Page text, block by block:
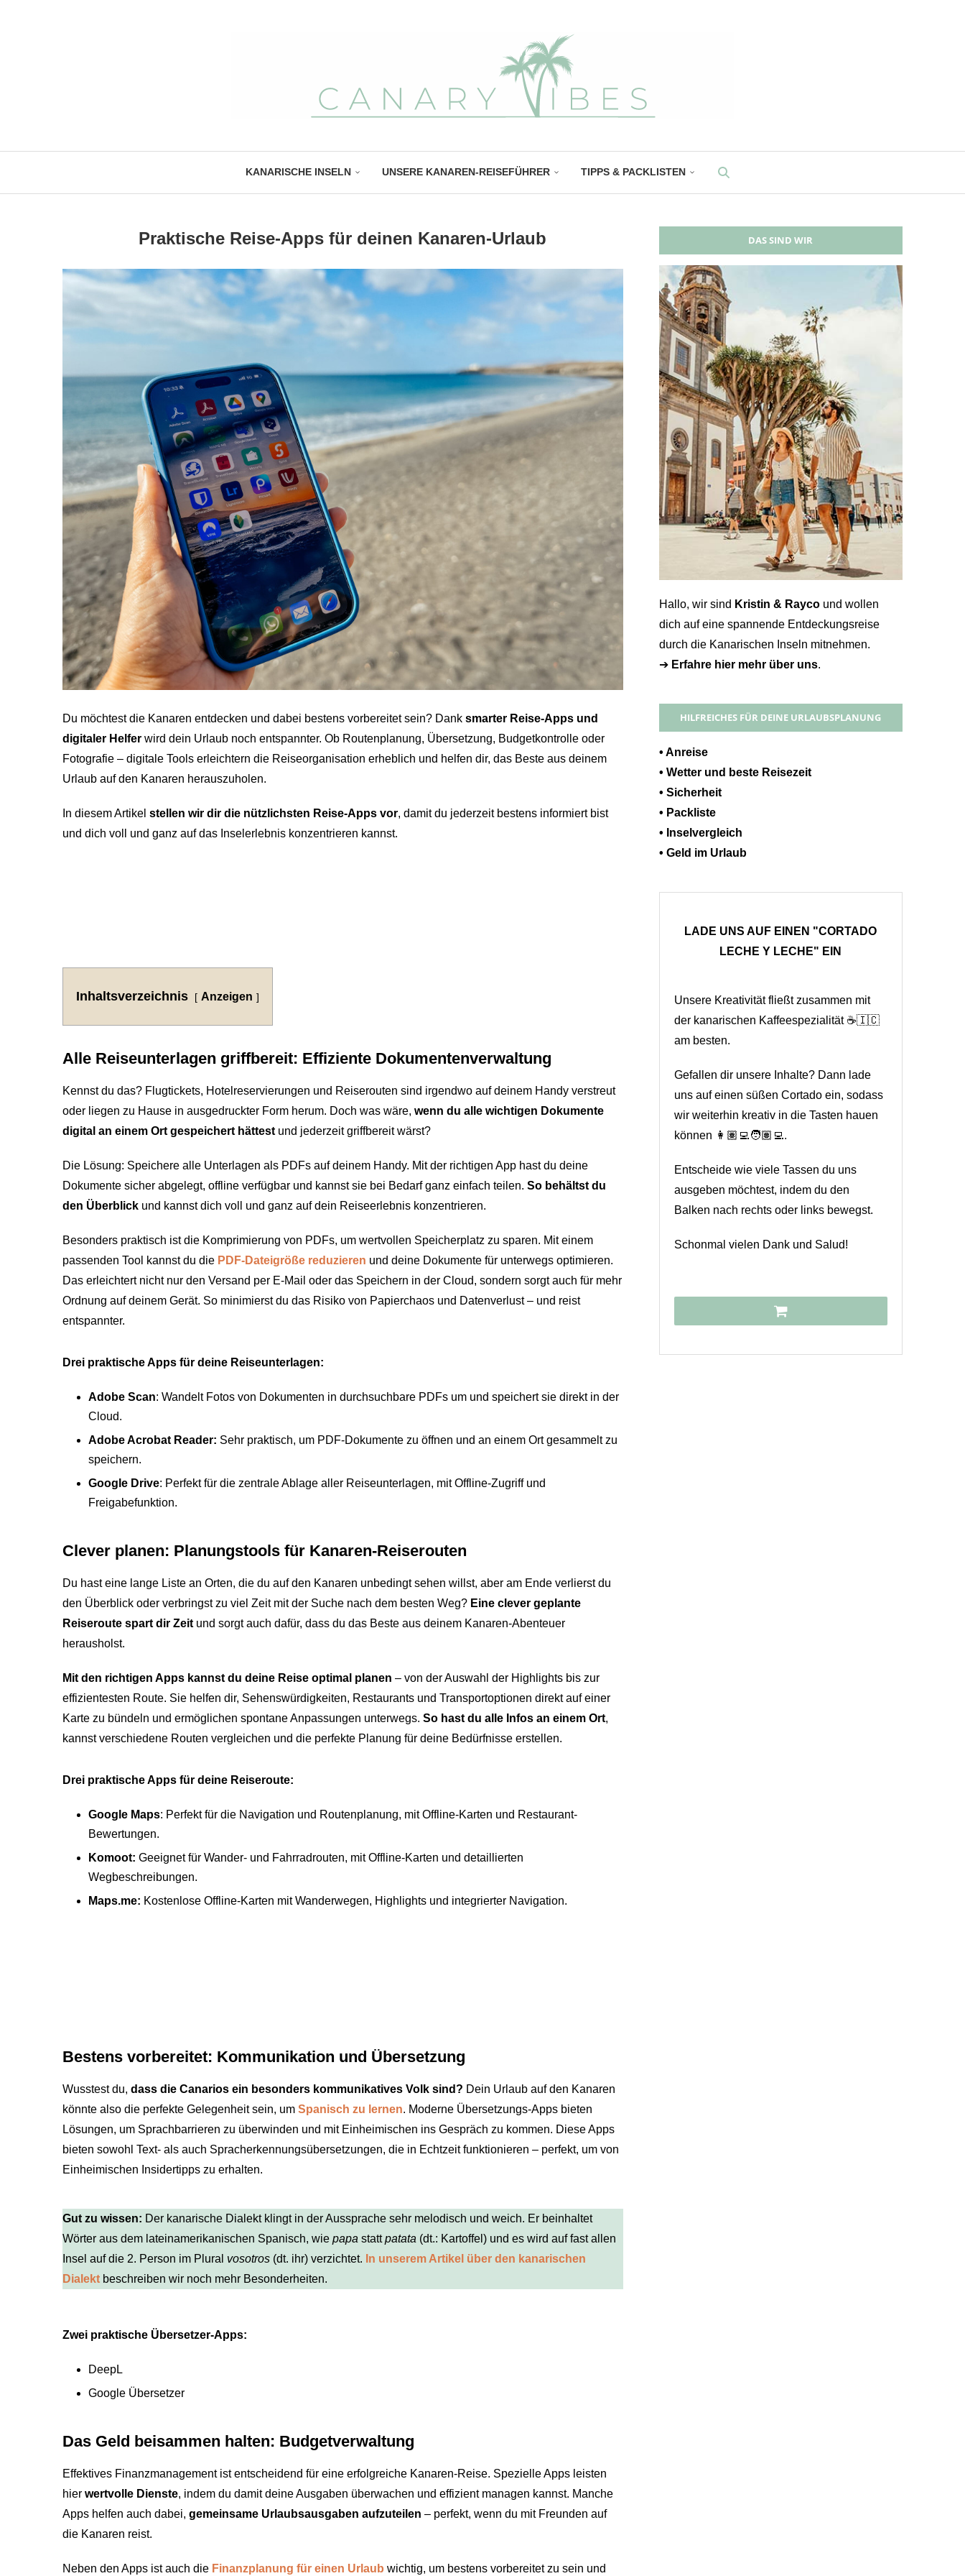
KANARISCHE INSELN UNSERE KANAREN-REISEFÜHRER TIPPS & PACKLISTEN
Praktische Reise-Apps für deinen Kanaren-Urlaub
Du möchtest die Kanaren entdecken und dabei bestens vorbereitet sein? Dank smarter Reise-Apps und
digitaler Helfer wird dein Urlaub noch entspannter. Ob Routenplanung, Übersetzung, Budgetkontrolle oder
Fotografie – digitale Tools erleichtern die Reiseorganisation erheblich und helfen dir, das Beste aus deinem
Urlaub auf den Kanaren herauszuholen.
In diesem Artikel stellen wir dir die nützlichsten Reise-Apps vor, damit du jederzeit bestens informiert bist
und dich voll und ganz auf das Inselerlebnis konzentrieren kannst.
Inhaltsverzeichnis Anzeigen
Alle Reiseunterlagen griffbereit: Effiziente Dokumentenverwaltung
Kennst du das? Flugtickets, Hotelreservierungen und Reiserouten sind irgendwo auf deinem Handy verstreut
oder liegen zu Hause in ausgedruckter Form herum. Doch was wäre, wenn du alle wichtigen Dokumente
digital an einem Ort gespeichert hättest und jederzeit griffbereit wärst?
Die Lösung: Speichere alle Unterlagen als PDFs auf deinem Handy. Mit der richtigen App hast du deine
Dokumente sicher abgelegt, offline verfügbar und kannst sie bei Bedarf ganz einfach teilen. So behältst du
den Überblick und kannst dich voll und ganz auf dein Reiseerlebnis konzentrieren.
Besonders praktisch ist die Komprimierung von PDFs, um wertvollen Speicherplatz zu sparen. Mit einem
passenden Tool kannst du die PDF-Dateigröße reduzieren und deine Dokumente für unterwegs optimieren.
Das erleichtert nicht nur den Versand per E-Mail oder das Speichern in der Cloud, sondern sorgt auch für mehr
Ordnung auf deinem Gerät. So minimierst du das Risiko von Papierchaos und Datenverlust – und reist
entspannter.
Drei praktische Apps für deine Reiseunterlagen:
Adobe Scan: Wandelt Fotos von Dokumenten in durchsuchbare PDFs um und speichert sie direkt in der
Cloud.
Adobe Acrobat Reader: Sehr praktisch, um PDF-Dokumente zu öffnen und an einem Ort gesammelt zu
speichern.
Google Drive: Perfekt für die zentrale Ablage aller Reiseunterlagen, mit Offline-Zugriff und
Freigabefunktion.
Clever planen: Planungstools für Kanaren-Reiserouten
Du hast eine lange Liste an Orten, die du auf den Kanaren unbedingt sehen willst, aber am Ende verlierst du
den Überblick oder verbringst zu viel Zeit mit der Suche nach dem besten Weg? Eine clever geplante
Reiseroute spart dir Zeit und sorgt auch dafür, dass du das Beste aus deinem Kanaren-Abenteuer
herausholst.
Mit den richtigen Apps kannst du deine Reise optimal planen – von der Auswahl der Highlights bis zur
effizientesten Route. Sie helfen dir, Sehenswürdigkeiten, Restaurants und Transportoptionen direkt auf einer
Karte zu bündeln und ermöglichen spontane Anpassungen unterwegs. So hast du alle Infos an einem Ort,
kannst verschiedene Routen vergleichen und die perfekte Planung für deine Bedürfnisse erstellen.
Drei praktische Apps für deine Reiseroute:
Google Maps: Perfekt für die Navigation und Routenplanung, mit Offline-Karten und Restaurant-
Bewertungen.
Komoot: Geeignet für Wander- und Fahrradrouten, mit Offline-Karten und detaillierten
Wegbeschreibungen.
Maps.me: Kostenlose Offline-Karten mit Wanderwegen, Highlights und integrierter Navigation.
Bestens vorbereitet: Kommunikation und Übersetzung
Wusstest du, dass die Canarios ein besonders kommunikatives Volk sind? Dein Urlaub auf den Kanaren
könnte also die perfekte Gelegenheit sein, um Spanisch zu lernen. Moderne Übersetzungs-Apps bieten
Lösungen, um Sprachbarrieren zu überwinden und mit Einheimischen ins Gespräch zu kommen. Diese Apps
bieten sowohl Text- als auch Spracherkennungsübersetzungen, die in Echtzeit funktionieren – perfekt, um von
Einheimischen Insidertipps zu erhalten.
Gut zu wissen: Der kanarische Dialekt klingt in der Aussprache sehr melodisch und weich. Er beinhaltet
Wörter aus dem lateinamerikanischen Spanisch, wie papa stattpatata (dt.: Kartoffel) und es wird auf fast allen
Insel auf die 2. Person im Plural vosotros (dt. ihr) verzichtet. In unserem Artikel über den kanarischen
Dialekt beschreiben wir noch mehr Besonderheiten.
Zwei praktische Übersetzer-Apps:
DeepL
Google Übersetzer
Das Geld beisammen halten: Budgetverwaltung
Effektives Finanzmanagement ist entscheidend für eine erfolgreiche Kanaren-Reise. Spezielle Apps leisten
hier wertvolle Dienste, indem du damit deine Ausgaben überwachen und effizient managen kannst. Manche
Apps helfen auch dabei, gemeinsame Urlaubsausgaben aufzuteilen – perfekt, wenn du mit Freunden auf
die Kanaren reist.
Neben den Apps ist auch die Finanzplanung für einen Urlaub wichtig, um bestens vorbereitet zu sein und
DAS SIND WIR
Hallo, wir sind Kristin & Raycound wollen
dich auf eine spannende Entdeckungsreise
durch die Kanarischen Inseln mitnehmen.
➔ Erfahre hier mehr über uns.
HILFREICHES FÜR DEINE URLAUBSPLANUNG
• Anreise
• Wetter und beste Reisezeit
• Sicherheit
• Packliste
• Inselvergleich
• Geld im Urlaub
LADE UNS AUF EINEN "CORTADO
LECHE Y LECHE" EIN
Unsere Kreativität fließt zusammen mit
der kanarischen Kaffeespezialität ☕🇮🇨
am besten.
Gefallen dir unsere Inhalte? Dann lade
uns auf einen süßen Cortado ein, sodass
wir weiterhin kreativ in die Tasten hauen
können 👩🏽‍💻🧑🏽‍💻.
Entscheide wie viele Tassen du uns
ausgeben möchtest, indem du den
Balken nach rechts oder links bewegst.
Schonmal vielen Dank und Salud!